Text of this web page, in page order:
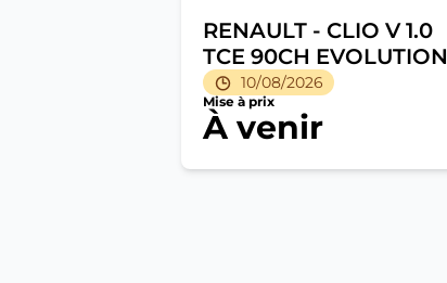
10/08/2026
RENAULT - CLIO V 1.0
TCE 90CH EVOLUTION
Mise à prix
À venir